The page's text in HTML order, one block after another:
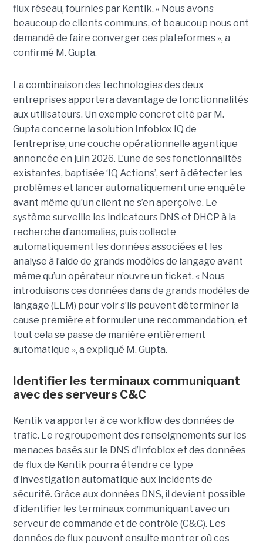
flux réseau, fournies par Kentik. « Nous avons
beaucoup de clients communs, et beaucoup nous ont
demandé de faire converger ces plateformes », a
confirmé M. Gupta.
La combinaison des technologies des deux
entreprises apportera davantage de fonctionnalités
aux utilisateurs. Un exemple concret cité par M.
Gupta concerne la solution Infoblox IQ de
l’entreprise, une couche opérationnelle agentique
annoncée en juin 2026. L’une de ses fonctionnalités
existantes, baptisée ‘IQ Actions’, sert à détecter les
problèmes et lancer automatiquement une enquête
avant même qu’un client ne s’en aperçoive. Le
système surveille les indicateurs DNS et DHCP à la
recherche d’anomalies, puis collecte
automatiquement les données associées et les
analyse à l’aide de grands modèles de langage avant
même qu’un opérateur n’ouvre un ticket. « Nous
introduisons ces données dans de grands modèles de
langage (LLM) pour voir s’ils peuvent déterminer la
cause première et formuler une recommandation, et
tout cela se passe de manière entièrement
automatique », a expliqué M. Gupta.
Identifier les terminaux communiquant
avec des serveurs C&C
Kentik va apporter à ce workflow des données de
trafic. Le regroupement des renseignements sur les
menaces basés sur le DNS d’Infoblox et des données
de flux de Kentik pourra étendre ce type
d’investigation automatique aux incidents de
sécurité. Grâce aux données DNS, il devient possible
d’identifier les terminaux communiquant avec un
serveur de commande et de contrôle (C&C). Les
données de flux peuvent ensuite montrer où ces